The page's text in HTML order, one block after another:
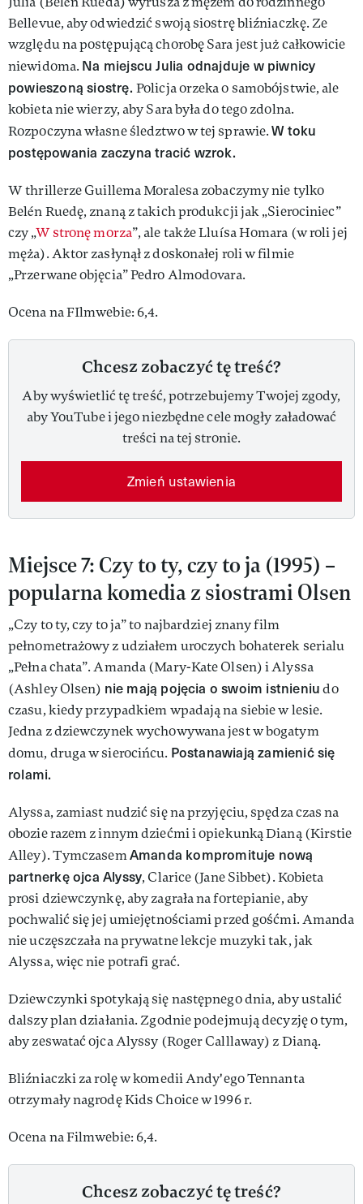
Bellevue, aby odwiedzić swoją siostrę bliźniaczkę. Ze
względu na postępującą chorobę Sara jest już całkowicie
niewidoma. Na miejscu Julia odnajduje w piwnicy
powieszoną siostrę. Policja orzeka o samobójstwie, ale
kobieta nie wierzy, aby Sara była do tego zdolna.
Rozpoczyna własne śledztwo w tej sprawie.W toku
postępowania zaczyna tracić wzrok.
W thrillerze Guillema Moralesa zobaczymy nie tylko
Belén Ruedę, znaną z takich produkcji jak „Sierociniec”
czy „W stronę morza”, ale także Lluísa Homara (w roli jej
męża). Aktor zasłynął z doskonałej roli w filmie
„Przerwane objęcia” Pedro Almodovara.
Ocena na FIlmwebie: 6,4.
Chcesz zobaczyć tę treść?
Aby wyświetlić tę treść, potrzebujemy Twojej zgody,
aby YouTube i jego niezbędne cele mogły załadować
treści na tej stronie.
Zmień ustawienia
Miejsce 7: Czy to ty, czy to ja (1995) –
popularna komedia z siostrami Olsen
„Czy to ty, czy to ja” to najbardziej znany film
pełnometrażowy z udziałem uroczych bohaterek serialu
„Pełna chata”. Amanda (Mary-Kate Olsen) i Alyssa
(Ashley Olsen) nie mają pojęcia o swoim istnieniudo
czasu, kiedy przypadkiem wpadają na siebie w lesie.
Jedna z dziewczynek wychowywana jest w bogatym
domu, druga w sierocińcu. Postanawiają zamienić się
rolami.
Alyssa, zamiast nudzić się na przyjęciu, spędza czas na
obozie razem z innym dziećmi i opiekunką Dianą (Kirstie
Alley). TymczasemAmanda kompromituje nową
partnerkę ojca Alyssy, Clarice (Jane Sibbet). Kobieta
prosi dziewczynkę, aby zagrała na fortepianie, aby
pochwalić się jej umiejętnościami przed gośćmi. Amanda
nie uczęszczała na prywatne lekcje muzyki tak, jak
Alyssa, więc nie potrafi grać.
Dziewczynki spotykają się następnego dnia, aby ustalić
dalszy plan działania. Zgodnie podejmują decyzję o tym,
aby zeswatać ojca Alyssy (Roger Calllaway) z Dianą.
Bliźniaczki za rolę w komedii Andy'ego Tennanta
otrzymały nagrodę Kids Choice w 1996 r.
Ocena na Filmwebie: 6,4.
Chcesz zobaczyć tę treść?